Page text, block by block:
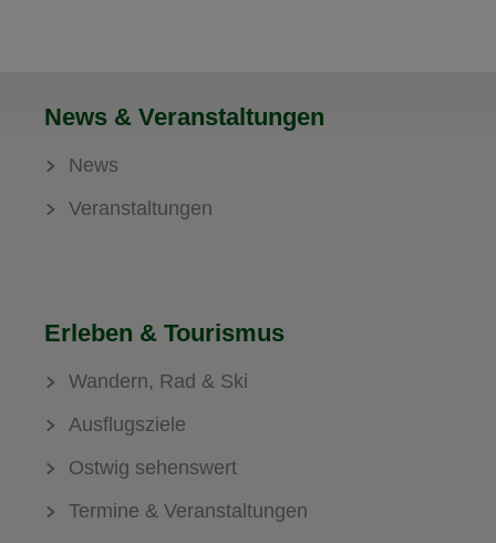
News & Veranstaltungen
News
Veranstaltungen
Erleben & Tourismus
Wandern, Rad & Ski
Ausflugsziele
Ostwig sehenswert
Termine & Veranstaltungen